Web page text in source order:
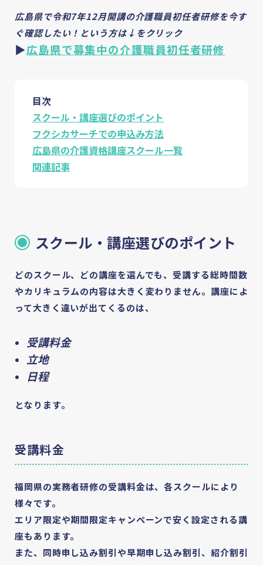
広島県で令和7年12月開講の介護職員初任者研修を今す
ぐ確認したい！という方は↓をクリック
▶広島県で募集中の介護職員初任者研修
目次
スクール・講座選びのポイント
フクシカサーチでの申込み方法
広島県の介護資格講座スクール一覧
関連記事
スクール・講座選びのポイント
どのスクール、どの講座を選んでも、受講する総時間数
やカリキュラムの内容は大きく変わりません。講座によ
って大きく違いが出てくるのは、
受講料金
立地
日程
となります。
受講料金
福岡県の実務者研修の受講料金は、各スクールにより
様々です。
エリア限定や期間限定キャンペーンで安く設定される講
座もあります。
また、同時申し込み割引や早期申し込み割引、紹介割引